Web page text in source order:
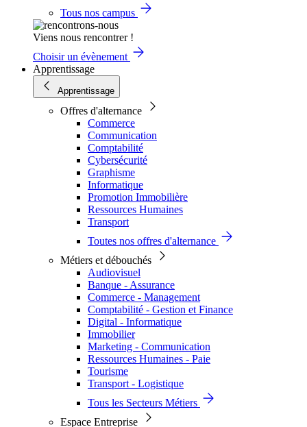
Tous nos campus
Viens nous rencontrer !
Choisir un évènement
Apprentissage
Apprentissage
Offres d'alternance
Commerce
Communication
Comptabilité
Cybersécurité
Graphisme
Informatique
Promotion Immobilière
Ressources Humaines
Transport
Toutes nos offres d'alternance
Métiers et débouchés
Audiovisuel
Banque - Assurance
Commerce - Management
Comptabilité - Gestion et Finance
Digital - Informatique
Immobilier
Marketing - Communication
Ressources Humaines - Paie
Tourisme
Transport - Logistique
Tous les Secteurs Métiers
Espace Entreprise